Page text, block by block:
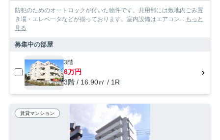
防犯のためのオートロックが付いた物件です。共用部には敷地内ごみ置
き場・エレベータなどが揃っております。室内設備はエアコン... もっと
見る
募集中の部屋
3階
6万円
3階 / 16.90㎡ / 1R
賃貸マンション